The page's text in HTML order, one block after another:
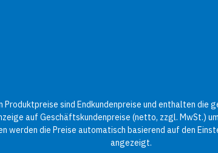
Produktpreise sind Endkundenpreise und enthalten die
auf Geschäftskundenpreise (netto, zzgl. MwSt.)
werden die Preise automatisch basierend auf den
angezeigt.